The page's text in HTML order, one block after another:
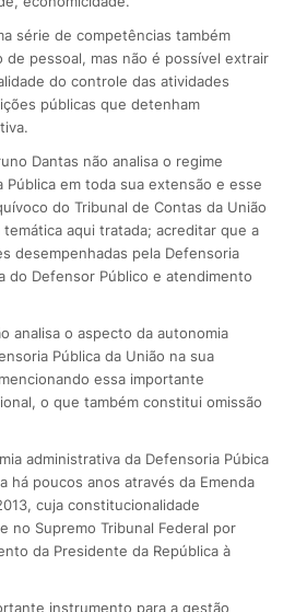
série de competências também
de pessoal, mas não é possível extrair
do controle das atividades
públicas que detenham
Dantas não analisa o regime
Pública em toda sua extensão e esse
do Tribunal de Contas da União
aqui tratada; acreditar que a
desempenhadas pela Defensoria
do Defensor Público e atendimento
analisa o aspecto da autonomia
Pública da União na sua
essa importante
o que também constitui omissão
administrativa da Defensoria Púbica
há poucos anos através da Emenda
cuja constitucionalidade
no Supremo Tribunal Federal por
da Presidente da República à
instrumento para a gestão